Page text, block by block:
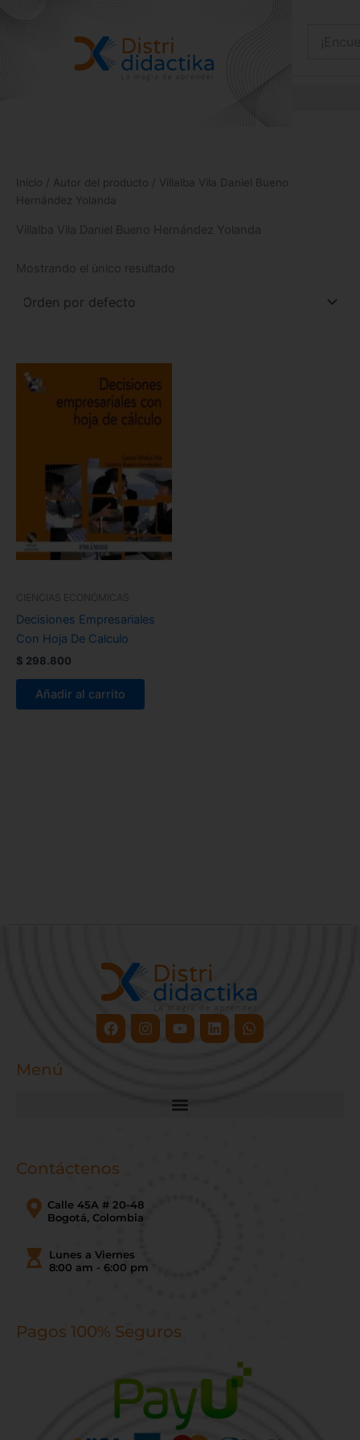
Inicio / Autor del producto / Villalba Vila Daniel Bueno
Hernández Yolanda
Villalba Vila Daniel Bueno Hernández Yolanda
Mostrando el único resultado
CIENCIAS ECONÓMICAS
Decisiones Empresariales
Con Hoja De Calculo
$ 298.800
Añadir al carrito
FacebookInstagram
YoutubeLinkedinWhatsapp
Menú
Contáctenos
Calle 45A # 20-48
Bogotá, Colombia
Lunes a Viernes
8:00 am - 6:00 pm
Pagos 100% Seguros